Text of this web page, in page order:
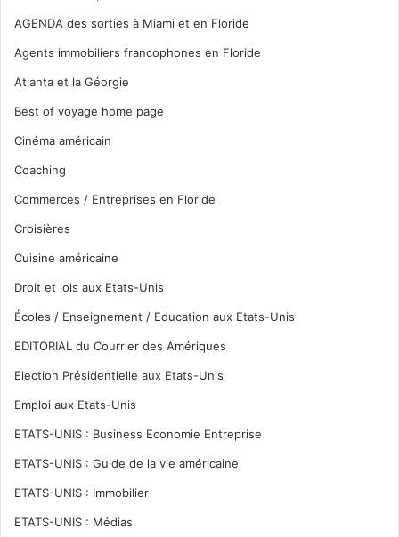
AGENDA des sorties à Miami et en Floride
Agents immobiliers francophones en Floride
Atlanta et la Géorgie
Best of voyage home page
Cinéma américain
Coaching
Commerces / Entreprises en Floride
Croisières
Cuisine américaine
Droit et lois aux Etats-Unis
Écoles / Enseignement / Education aux Etats-Unis
EDITORIAL du Courrier des Amériques
Election Présidentielle aux Etats-Unis
Emploi aux Etats-Unis
ETATS-UNIS : Business Economie Entreprise
ETATS-UNIS : Guide de la vie américaine
ETATS-UNIS : Immobilier
ETATS-UNIS : Médias